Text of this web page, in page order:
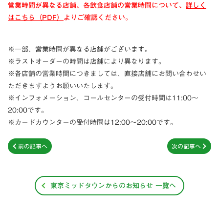
営業時間が異なる店舗、各飲食店舗の営業時間について、 詳しく
はこちら（PDF） よりご確認ください。
※一部、営業時間が異なる店舗がございます。
※ラストオーダーの時間は店舗により異なります。
※各店舗の営業時間につきましては、直接店舗にお問い合わせい
ただきますようお願いいたします。
※インフォメーション、コールセンターの受付時間は11:00～
20:00です。
※カードカウンターの受付時間は12:00～20:00です。
次の記事へ
前の記事へ
東京ミッドタウンからのお知らせ 一覧へ